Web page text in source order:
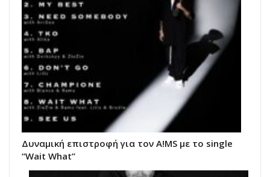
Δυναμική επιστροφή για τον A!MS με το single
“Wait What”